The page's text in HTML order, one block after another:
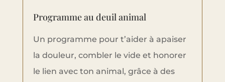
Programme au deuil animal
Un programme pour t’aider à apaiser
la douleur, combler le vide et honorer
le lien avec ton animal, grâce à des